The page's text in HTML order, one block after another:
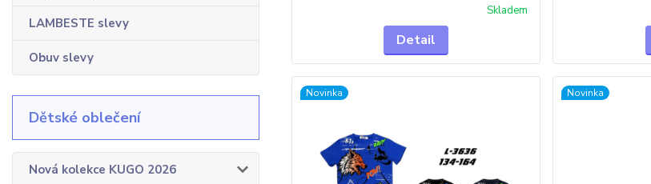
LAMBESTE slevy
Obuv slevy
Dětské oblečení
Nová kolekce KUGO 2026
Skladem
Detail
Novinka Novinka